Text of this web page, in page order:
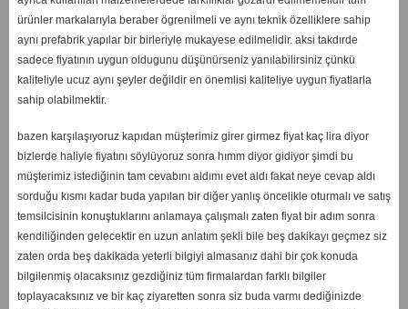
ürünler markalarıyla beraber ögrenilmeli ve aynı teknik özelliklere sahip
aynı prefabrik yapılar bir birleriyle mukayese edilmelidir. aksi takdırde
sadece fiyatının uygun oldugunu düşünürseniz yanılabilirsiniz çünkü
kaliteliyle ucuz aynı şeyler değildir en önemlisi kaliteliye uygun fiyatlarla
sahip olabilmektir.
bazen karşılaşıyoruz kapıdan müşterimiz girer girmez fiyat kaç lira diyor
bizlerde haliyle fiyatını söylüyoruz sonra hımm diyor gidiyor şimdi bu
müşterimiz istediğinin tam cevabını aldımı evet aldı fakat neye cevap aldı
sorduğu kısmı kadar buda yapılan bir diğer yanlış öncelikle oturmalı ve satış
temsilcisinin konuştuklarını anlamaya çalışmalı zaten fiyat bir adım sonra
kendiliğinden gelecektir en uzun anlatım şekli bile beş dakikayı geçmez siz
zaten orda beş dakikada yeterli bilgiyi almasanız dahi bir çok konuda
bilgilenmiş olacaksınız gezdiğiniz tüm firmalardan farklı bilgiler
toplayacaksınız ve bir kaç ziyaretten sonra siz buda varmı dediğinizde